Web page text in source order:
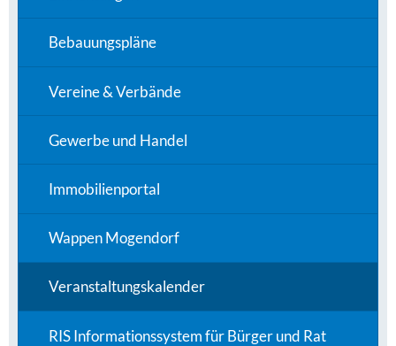
Bebauungspläne
Vereine & Verbände
Gewerbe und Handel
Immobilienportal
Wappen Mogendorf
Veranstaltungskalender
RIS Informationssystem für Bürger und Rat